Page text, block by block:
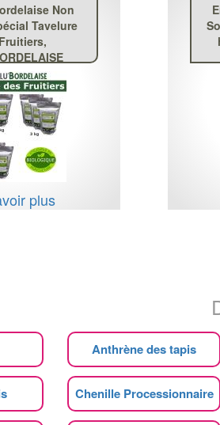
Non
Tavelure
plus
Anthrène des tapis
Chenille Processionnaire